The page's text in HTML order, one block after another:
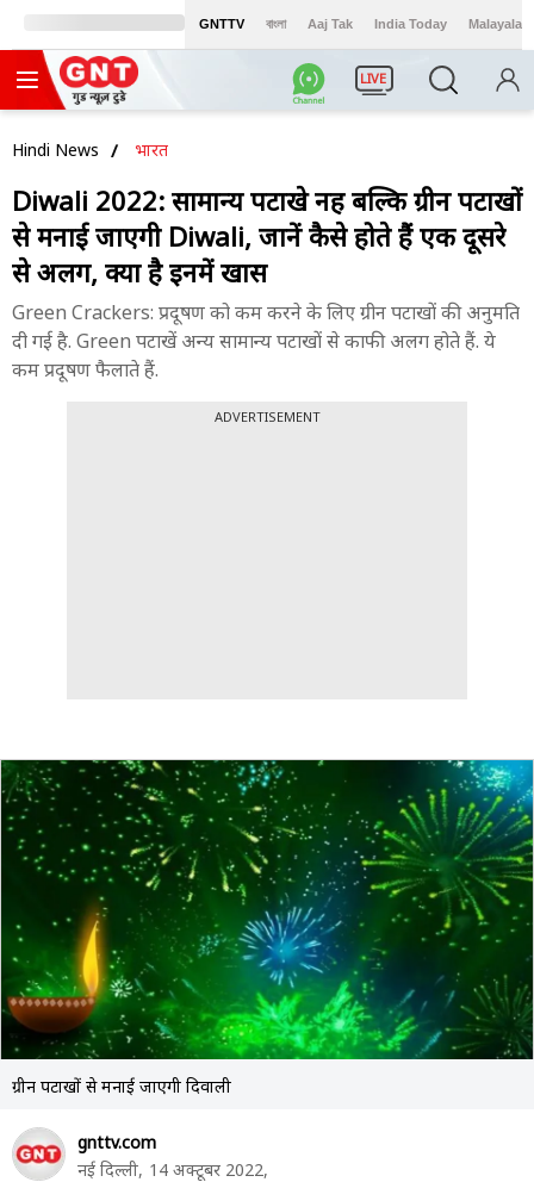
GNTTV বাংলা Aaj Tak India Today Malayalam
LIVE
Hindi News भारत
Diwali 2022: सामान्य पटाखे नहीं बल्कि ग्रीन पटाखों
से मनाई जाएगी Diwali, जानें कैसे होते हैं एक दूसरे
से अलग, क्या है इनमें खास
Green Crackers: प्रदूषण को कम करने के लिए ग्रीन पटाखों की अनुमति
दी गई है. Green पटाखें अन्य सामान्य पटाखों से काफी अलग होते हैं. ये
कम प्रदूषण फैलाते हैं.
ADVERTISEMENT
ग्रीन पटाखों से मनाई जाएगी दिवाली
gnttv.com
नई दिल्ली, 14 अक्टूबर 2022,